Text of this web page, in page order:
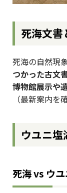
死海文書
死海の自然現
つかった古文
博物館展示や
（最新案内を
ウユニ
死海 vs ウ